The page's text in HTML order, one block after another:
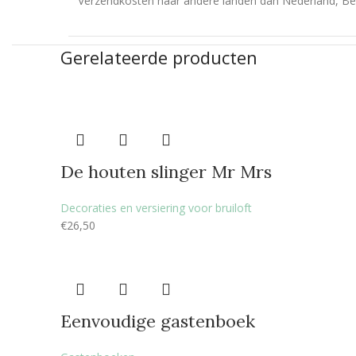
Gerelateerde producten
De houten slinger Mr Mrs
Decoraties en versiering voor bruiloft
€26,50
Eenvoudige gastenboek